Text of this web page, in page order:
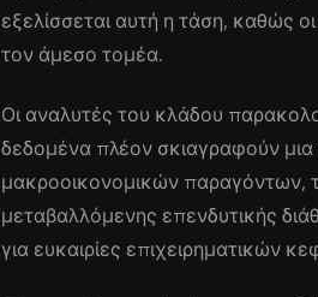
εξελίσσεται αυτή η τάση, καθώς
τον άμεσο τομέα.
Οι αναλυτές του κλάδου
δεδομένα πλέον σκιαγραφούν
μακροοικονομικών παραγόντων,
μεταβαλλόμενης επενδυτικής
για ευκαιρίες επιχειρηματικών